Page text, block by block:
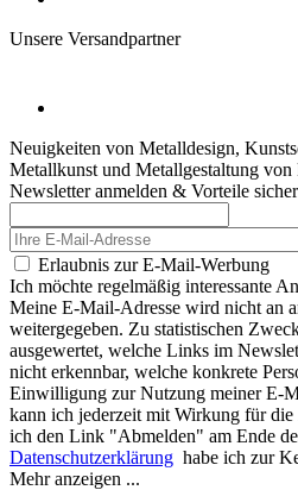
Unsere Versandpartner
Neuigkeiten von Metalldesign,
Metallkunst und Metallgestaltung von
Newsletter anmelden & Vorteile
Erlaubnis zur E-Mail-Werbung
Ich möchte regelmäßig interessante
Meine E-Mail-Adresse wird nicht an
weitergegeben. Zu statistischen
ausgewertet, welche Links im
nicht erkennbar, welche konkrete
Einwilligung zur Nutzung meiner E-
kann ich jederzeit mit Wirkung für
ich den Link "Abmelden" am Ende
Datenschutzerklärung habe ich zur
Mehr anzeigen ...